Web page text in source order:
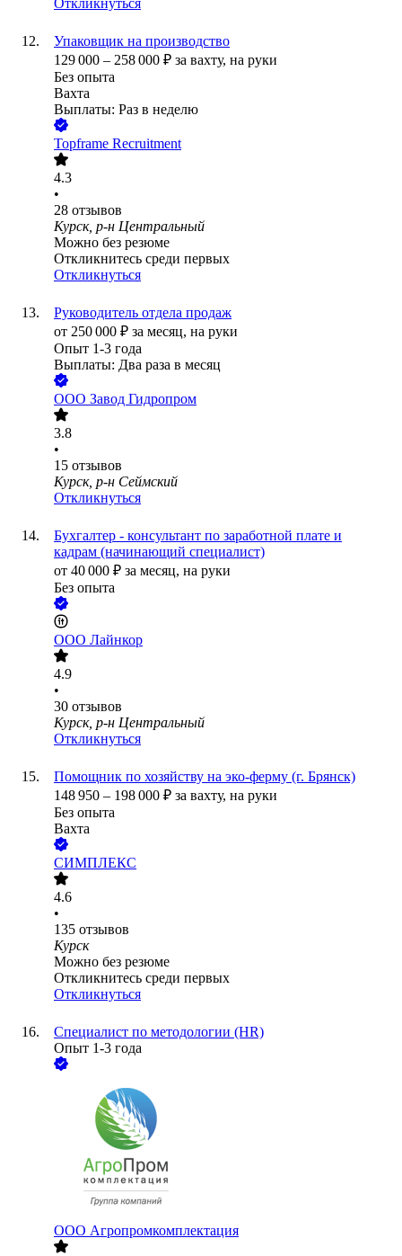
Откликнуться
Упаковщик на производство
129 000 – 258 000 ₽ за вахту, на руки
Без опыта
Вахта
Выплаты: Раз в неделю
Topframe Recruitment
4.3
•
28 отзывов
Курск, р-н Центральный
Можно без резюме
Откликнитесь среди первых
Откликнуться
Руководитель отдела продаж
от 250 000 ₽ за месяц, на руки
Опыт 1-3 года
Выплаты: Два раза в месяц
ООО Завод Гидропром
3.8
•
15 отзывов
Курск, р-н Сеймский
Откликнуться
Бухгалтер - консультант по заработной плате и
кадрам (начинающий специалист)
от 40 000 ₽ за месяц, на руки
Без опыта
ООО Лайнкор
4.9
•
30 отзывов
Курск, р-н Центральный
Откликнуться
Помощник по хозяйству на эко-ферму (г. Брянск)
148 950 – 198 000 ₽ за вахту, на руки
Без опыта
Вахта
СИМПЛЕКС
4.6
•
135 отзывов
Курск
Можно без резюме
Откликнитесь среди первых
Откликнуться
Специалист по методологии (HR)
Опыт 1-3 года
ООО Агропромкомплектация